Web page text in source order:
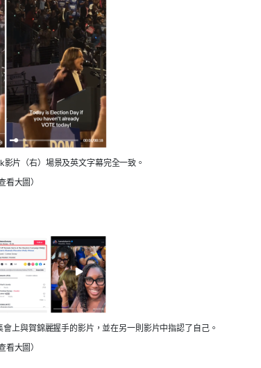
片（右）場景及英文字幕完全一致。
看大圖）
上與賀錦麗握手的影片，並在另一則影片中指認了自己。
看大圖）